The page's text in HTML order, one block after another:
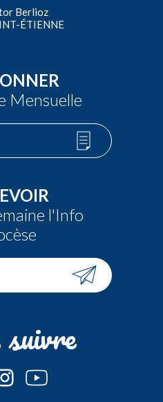
Berlioz
ÉTIENNE
Mensuelle
l'Info